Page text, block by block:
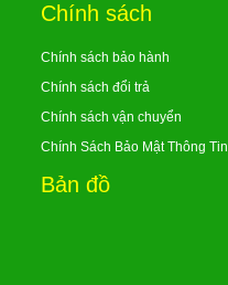
Chính sách
Chính sách bảo hành
Chính sách đổi trả
Chính sách vận chuyển
Chính Sách Bảo Mật Thông Tin
Bản đồ